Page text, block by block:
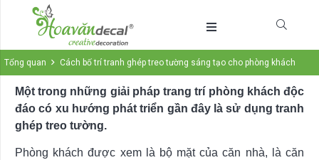
Tổng quan Cách bố trí tranh ghép treo tường sáng tạo cho phòng khách
Một trong những giải pháp trang trí phòng khách độc
đáo có xu hướng phát triển gần đây là sử dụng tranh
ghép treo tường.
Phòng khách được xem là bộ mặt của căn nhà, là căn